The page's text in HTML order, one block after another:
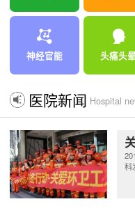
神经官能 头痛头
医院新闻 Hospital
科